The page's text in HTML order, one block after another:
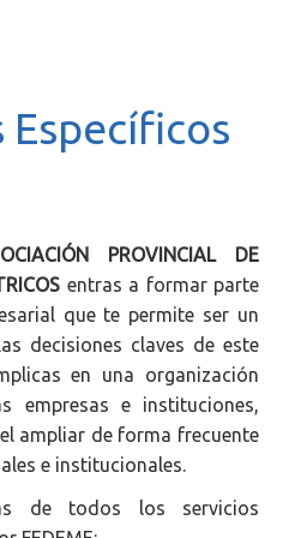
Específicos
PROVINCIAL DE
entras a formar parte
que te permite ser un
decisiones claves de este
en una organización
empresas e instituciones,
ampliar de forma frecuente
e institucionales.
de todos los servicios